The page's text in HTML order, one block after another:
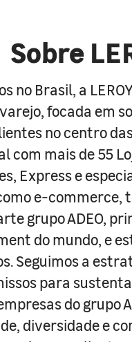
Sobre
no Brasil, a
focada em
no centro
com mais de 55
Express e
e-commerce,
grupo ADEO,
do mundo, e
Seguimos a
para
do grupo
diversidade e